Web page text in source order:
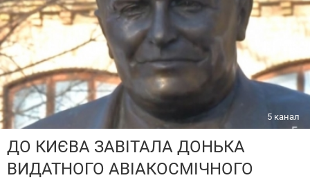
5 канал
ДО КИЄВА ЗАВІТАЛА ДОНЬКА
ВИДАТНОГО АВІАКОСМІЧНОГО